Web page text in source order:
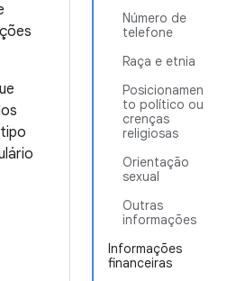
Número de
telefone
Raça e etnia
Posicionamen
to político ou
crenças
religiosas
Orientação
sexual
Outras
informações
Informações
financeiras